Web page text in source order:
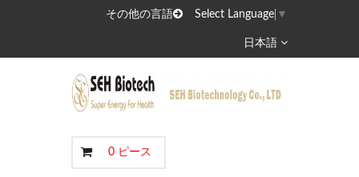
その他の言語 Select Language ▼
日本語
0 ピース